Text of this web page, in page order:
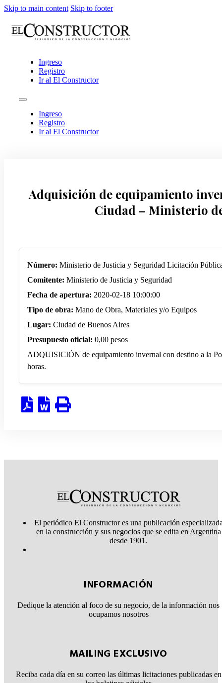
Skip to main content Skip to footer
Ingreso
Registro
Ir al El Constructor
Ingreso
Registro
Ir al El Constructor
Adquisición de equipamiento
Ciudad – Ministerio
Número: Ministerio de Justicia y Seguridad Licitación
Comitente: Ministerio de Justicia y Seguridad
Fecha de apertura: 2020-02-18 10:00:00
Tipo de obra: Mano de Obra, Materiales y/o Equipos
Lugar: Ciudad de Buenos Aires
Presupuesto oficial: 0,00 pesos
ADQUISICIÓN de equipamiento invernal con destino a la
horas.
El periódico El Constructor es una publicación
en la construcción y sus negocios que se edita en Argentina
desde 1901.
INFORMACIÓN
Dedique la atención al foco de su negocio, de la información nos
ocupamos nosotros
MAILING EXCLUSIVO
Reciba cada día en su correo las últimas licitaciones publicadas en